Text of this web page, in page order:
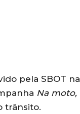
pela SBOT na
Na moto,
trânsito.